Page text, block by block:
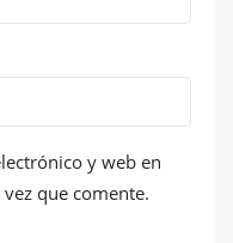
y web en
que comente.